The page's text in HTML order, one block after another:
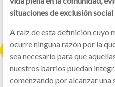
situaciones de exclusión
A raíz de esta definición cuyo
ocurre ninguna razón por la
sea necesario para que
nuestros barrios puedan
comenzando por alcanzar